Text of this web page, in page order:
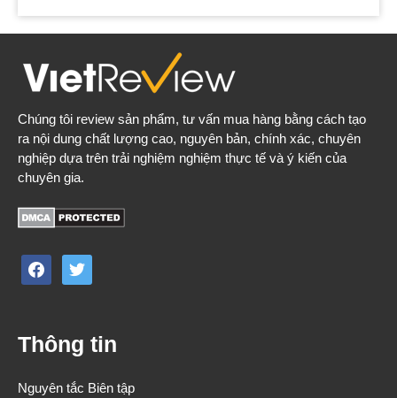
Chúng tôi review sản phẩm, tư vấn mua hàng bằng cách tạo
ra nội dung chất lượng cao, nguyên bản, chính xác, chuyên
nghiệp dựa trên trải nghiệm nghiệm thực tế và ý kiến của
chuyên gia.
facebooktwitter
Thông tin
Nguyên tắc Biên tập